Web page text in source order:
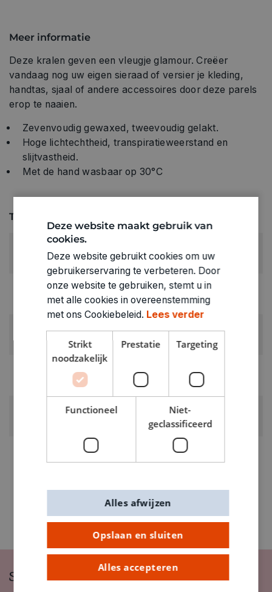
Meer informatie
Deze kralen geven een vleugje glamour. Creëer
vandaag nog uw eigen sieraad of versier je kleding,
handtas, sjaal of andere accessoires door deze parels
erop te naaien.
Zevenvoudig gewaxed, tweevoudig gelakt.
Hoge lichtechtheid, transpiratieweerstand en
slijtvastheid.
Met de hand wasbaar op 30°C
Technische specificaties
LEVERANCIERSKLEUR:
Zilvergrijs
Andere kralen
ARTIKELNUMMER
Schrijf je in op onze nieuwsbrief
Deze website maakt gebruik van
cookies.
Deze website gebruikt cookies om uw
gebruikerservaring te verbeteren. Door
onze website te gebruiken, stemt u in
met alle cookies in overeenstemming
met ons Cookiebeleid. Lees verder
Strikt
noodzakelijk
Prestatie Targeting
Functioneel
Niet-
geclassificeerd
Opslaan en sluiten
Alles accepteren
Alles afwijzen